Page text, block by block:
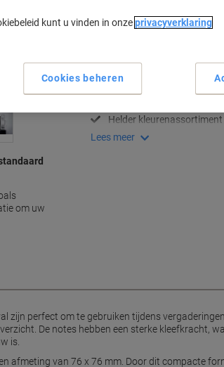
om uw
Leveringsinformatie
Super sterk kleefvermogen
Helder kleurenassortiment
Lees meer
zijn perfect om te gebruiken tijdens
De notes hebben een sterke kleefkracht,
is.
afmeting van 76 x 76 mm. Door dit compacte
kunt u vinden in onzeprivacyverklaring
Cookies beheren